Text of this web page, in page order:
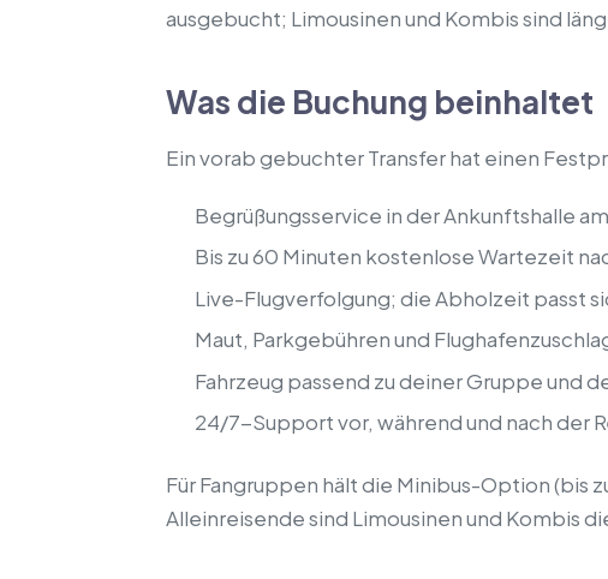
ausgebucht; Limousinen und Kombis sind
Was die Buchung beinhaltet
Ein vorab gebuchter Transfer hat einen
Begrüßungsservice in der Ankunftshalle
Bis zu 60 Minuten kostenlose Wartezeit
Live-Flugverfolgung; die Abholzeit passt
Maut, Parkgebühren und
Fahrzeug passend zu deiner Gruppe und
24/7-Support vor, während und nach der
Für Fangruppen hält die Minibus-Option (bis
Alleinreisende sind Limousinen und Kombis